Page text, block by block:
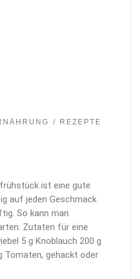
REZEPTE
ist eine gute
auf jeden Geschmack
So kann man
Zutaten für eine
5 g Knoblauch 200 g
Tomaten, gehackt oder